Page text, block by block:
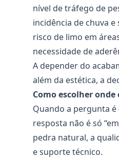
nível de tráfego de
incidência de chuva e
risco de limo em
necessidade de
A depender do
além da estética, a
Como escolher
Quando a pergunta é
resposta não é só
pedra natural, a
e suporte técnico.